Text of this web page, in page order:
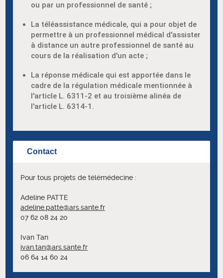
ou par un professionnel de santé ;
La téléassistance médicale, qui a pour objet de
permettre à un professionnel médical d'assister
à distance un autre professionnel de santé au
cours de la réalisation d'un acte ;
La réponse médicale qui est apportée dans le
cadre de la régulation médicale mentionnée à
l'article L. 6311-2 et au troisième alinéa de
l'article L. 6314-1.
Contact
Pour tous projets de télémédecine :
Adeline PATTE
adeline.patte@ars.sante.fr
07 62 08 24 20
Ivan Tan
ivan.tan@ars.sante.fr
06 64 14 60 24